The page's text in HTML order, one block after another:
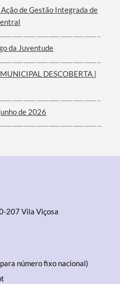
de Gestão Integrada de
da Juventude
DESCOBERTA |
de 2026
207 Vila Viçosa
número fixo nacional)